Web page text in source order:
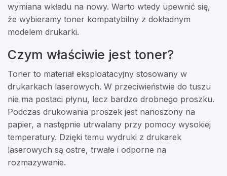
wymiana wkładu na nowy. Warto wtedy upewnić się,
że wybieramy toner kompatybilny z dokładnym
modelem drukarki.
Czym właściwie jest toner?
Toner to materiał eksploatacyjny stosowany w
drukarkach laserowych. W przeciwieństwie do tuszu
nie ma postaci płynu, lecz bardzo drobnego proszku.
Podczas drukowania proszek jest nanoszony na
papier, a następnie utrwalany przy pomocy wysokiej
temperatury. Dzięki temu wydruki z drukarek
laserowych są ostre, trwałe i odporne na
rozmazywanie.